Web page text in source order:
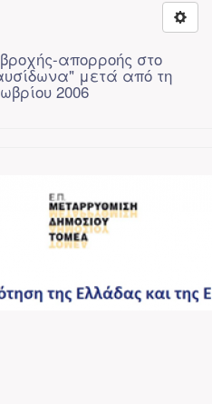
απορροής στο
μετά από τη
2006